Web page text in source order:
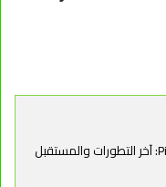
كل ما تحتاج معرفته عن عملة Pi Network: آخر التطورات والمستقبل